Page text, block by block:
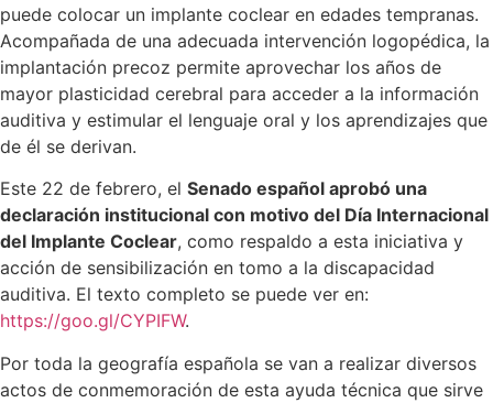
puede colocar un implante coclear en edades tempranas.
Acompañada de una adecuada intervención logopédica, la
implantación precoz permite aprovechar los años de
mayor plasticidad cerebral para acceder a la información
auditiva y estimular el lenguaje oral y los aprendizajes que
de él se derivan.
Este 22 de febrero, el Senado español aprobó una
declaración institucional con motivo del Día Internacional
del Implante Coclear, como respaldo a esta iniciativa y
acción de sensibilización en tomo a la discapacidad
auditiva. El texto completo se puede ver en:
https://goo.gl/CYPIFW.
Por toda la geografía española se van a realizar diversos
actos de conmemoración de esta ayuda técnica que sirve